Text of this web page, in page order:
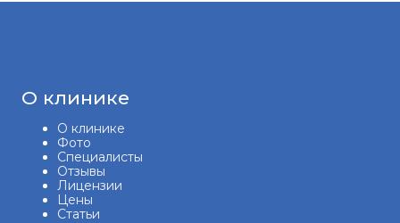
О клинике
О клинике
Фото
Специалисты
Отзывы
Лицензии
Цены
Статьи